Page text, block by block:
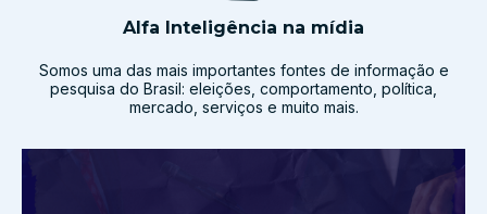
Alfa Inteligência na mídia
Somos uma das mais importantes fontes de informação e
pesquisa do Brasil: eleições, comportamento, política,
mercado, serviços e muito mais.